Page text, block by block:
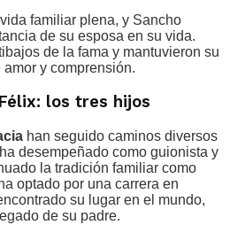
familiar plena, y Sancho
de su esposa en su vida.
de la fama y mantuvieron su
y comprensión.
los tres hijos
han seguido caminos diversos
desempeñado como guionista y
la tradición familiar como
optado por una carrera en
su lugar en el mundo,
de su padre.